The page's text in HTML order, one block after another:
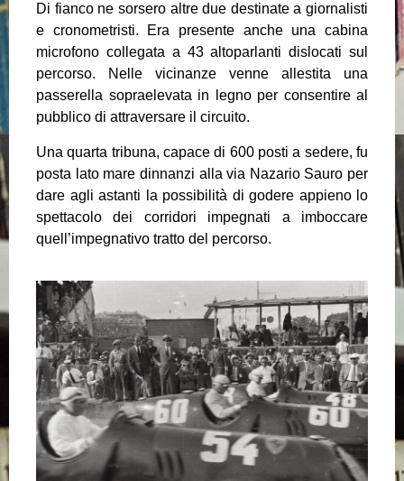
Di fianco ne sorsero altre due destinate a giornalisti
e cronometristi. Era presente anche una cabina
microfono collegata a 43 altoparlanti dislocati sul
percorso. Nelle vicinanze venne allestita una
passerella sopraelevata in legno per consentire al
pubblico di attraversare il circuito.
Una quarta tribuna, capace di 600 posti a sedere, fu
posta lato mare dinnanzi alla via Nazario Sauro per
dare agli astanti la possibilità di godere appieno lo
spettacolo dei corridori impegnati a imboccare
quell’impegnativo tratto del percorso.